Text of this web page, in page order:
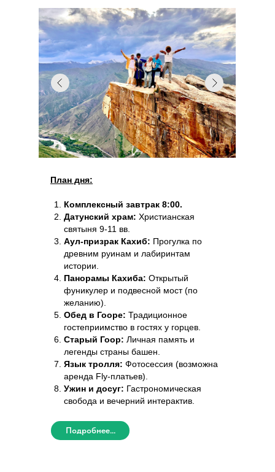
План дня:
Комплексный завтрак 8:00.
Датунский храм: Христианская
святыня 9-11 вв.
Аул-призрак Кахиб: Прогулка по
древним руинам и лабиринтам
истории.
Панорамы Кахиба: Открытый
фуникулер и подвесной мост (по
желанию).
Обед в Гооре: Традиционное
гостеприимство в гостях у горцев.
Старый Гоор: Личная память и
легенды страны башен.
Язык тролля: Фотосессия (возможна
аренда Fly-платьев).
Ужин и досуг: Гастрономическая
свобода и вечерний интерактив.
Подробнее...